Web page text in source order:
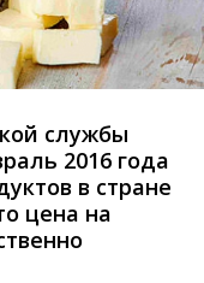
службы
2016 года
в стране
цена на